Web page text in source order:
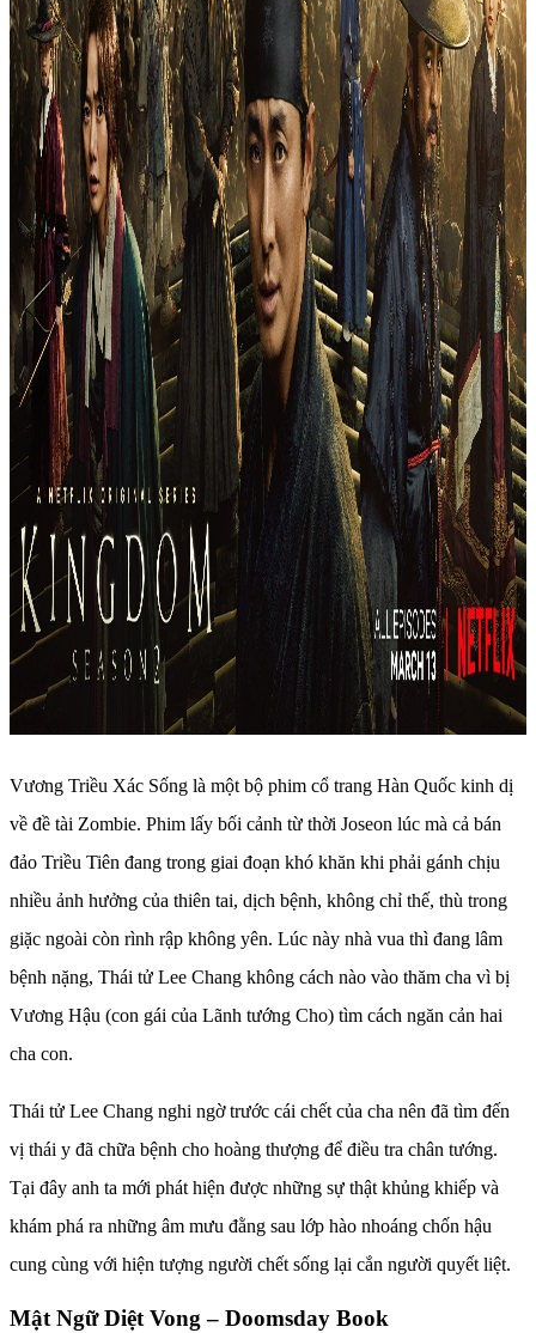
Vương Triều Xác Sống là một bộ phim cổ trang Hàn Quốc kinh dị
về đề tài Zombie. Phim lấy bối cảnh từ thời Joseon lúc mà cả bán
đảo Triều Tiên đang trong giai đoạn khó khăn khi phải gánh chịu
nhiều ảnh hưởng của thiên tai, dịch bệnh, không chỉ thế, thù trong
giặc ngoài còn rình rập không yên. Lúc này nhà vua thì đang lâm
bệnh nặng, Thái tử Lee Chang không cách nào vào thăm cha vì bị
Vương Hậu (con gái của Lãnh tướng Cho) tìm cách ngăn cản hai
cha con.
Thái tử Lee Chang nghi ngờ trước cái chết của cha nên đã tìm đến
vị thái y đã chữa bệnh cho hoàng thượng để điều tra chân tướng.
Tại đây anh ta mới phát hiện được những sự thật khủng khiếp và
khám phá ra những âm mưu đằng sau lớp hào nhoáng chốn hậu
cung cùng với hiện tượng người chết sống lại cắn người quyết liệt.
Mật Ngữ Diệt Vong – Doomsday Book